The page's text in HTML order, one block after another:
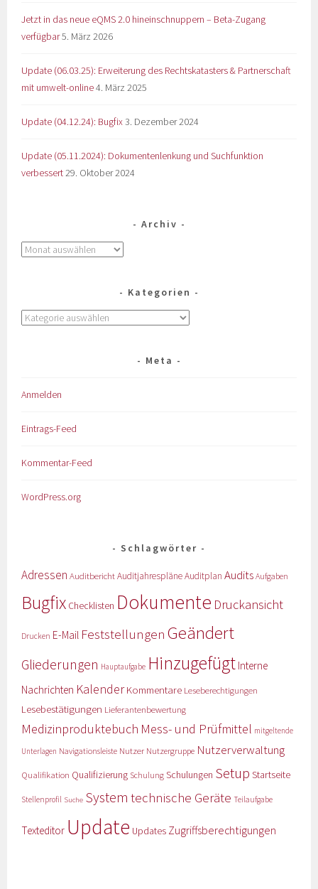
Jetzt in das neue eQMS 2.0 hineinschnuppern – Beta-Zugang
verfügbar5. März 2026
Update (06.03.25): Erweiterung des Rechtskatasters & Partnerschaft
mit umwelt-online4. März 2025
Update (04.12.24): Bugfix3. Dezember 2024
Update (05.11.2024): Dokumentenlenkung und Suchfunktion
verbessert29. Oktober 2024
Archiv
Kategorien
Meta
Anmelden
Eintrags-Feed
Kommentar-Feed
WordPress.org
Schlagwörter
Adressen AuditberichtAuditjahrespläneAuditplan Audits Aufgaben
Bugfix Checklisten Dokumente Druckansicht
Drucken E-Mail Feststellungen Geändert
Gliederungen Hauptaufgabe Hinzugefügt Interne
Nachrichten KalenderKommentare Leseberechtigungen
Lesebestätigungen Lieferantenbewertung
Medizinproduktebuch Mess- und Prüfmittel mitgeltende
Unterlagen Navigationsleiste Nutzer Nutzergruppe Nutzerverwaltung
Qualifikation Qualifizierung Schulung Schulungen Setup Startseite
Stellenprofil Suche System technische Geräte Teilaufgabe
Texteditor Update Updates Zugriffsberechtigungen